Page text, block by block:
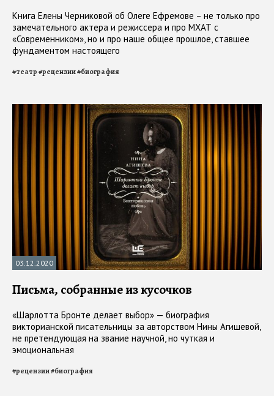
Книга Елены Черниковой об Олеге Ефремове – не только про
замечательного актера и режиссера и про МХАТ с
«Современником», но и про наше общее прошлое, ставшее
фундаментом настоящего
#театр#рецензии#биография
03.12.2020
Письма, собранные из кусочков
«Шарлотта Бронте делает выбор» — биография
викторианской писательницы за авторством Нины Агишевой,
не претендующая на звание научной, но чуткая и
эмоциональная
#рецензии#биография